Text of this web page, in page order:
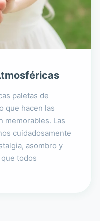
paletas de
que hacen las
memorables. Las
cuidadosamente
asombro y
todos